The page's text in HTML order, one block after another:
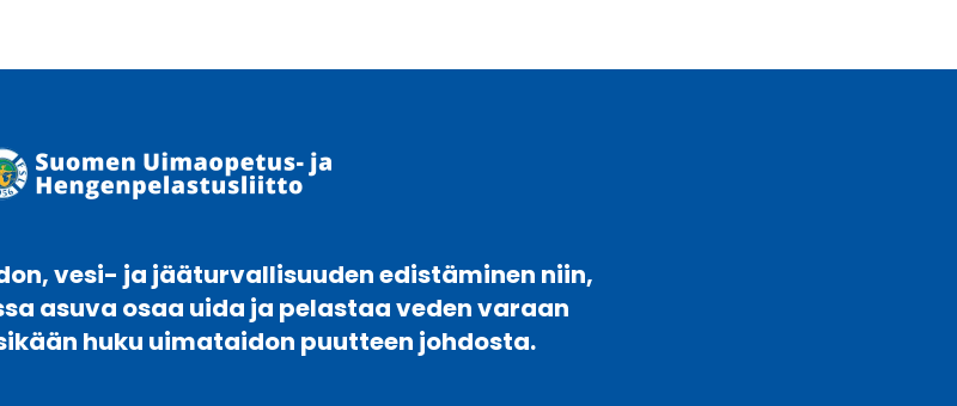
vesi- ja jääturvallisuuden edistäminen niin,
asuva osaa uida ja pelastaa veden varaan
huku uimataidon puutteen johdosta.